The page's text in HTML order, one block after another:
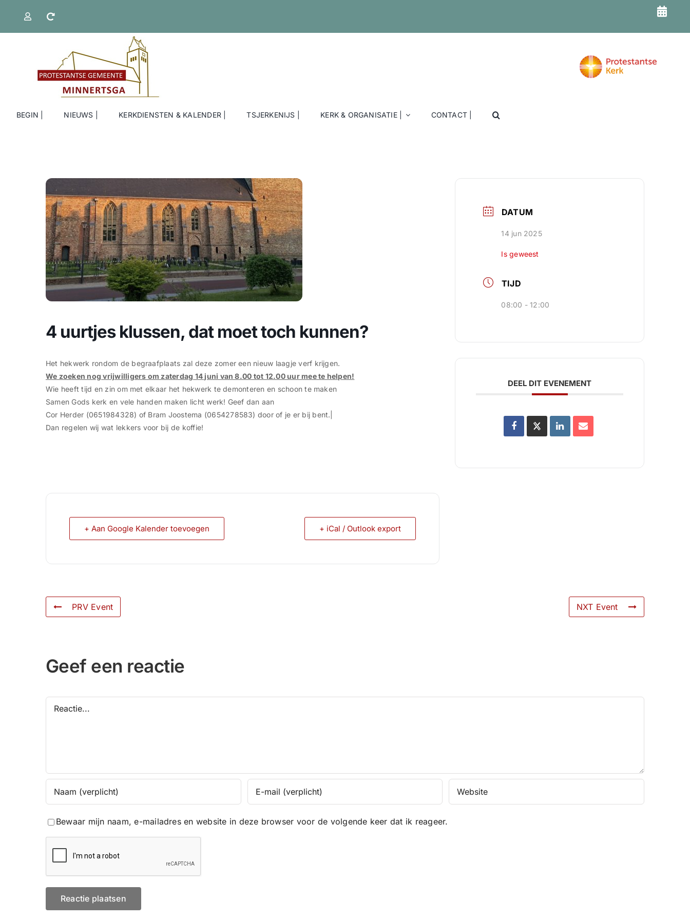
inhoud
BEGIN | NIEUWS | KERKDIENSTEN & KALENDER | TSJERKENIJS | KERK & ORGANISATIE | CONTACT |
4 uurtjes klussen, dat moet toch kunnen?
Het hekwerk rondom de begraafplaats zal deze zomer een nieuw laagje verf krijgen.
We zoeken nog vrijwilligers om zaterdag 14 juni van 8.00 tot 12.00 uur mee te helpen!
Wie heeft tijd en zin om met elkaar het hekwerk te demonteren en schoon te maken
Samen Gods kerk en vele handen maken licht werk! Geef dan aan
Cor Herder (0651984328) of Bram Joostema (0654278583) door of je er bij bent.|
Dan regelen wij wat lekkers voor bij de koffie!
+ Aan Google Kalender toevoegen + iCal / Outlook export
DATUM
14 jun 2025
Is geweest
TIJD
08:00 - 12:00
DEEL DIT EVENEMENT
PRV Event NXT Event
Geef een reactie
Bewaar mijn naam, e-mailadres en website in deze browser voor de volgende keer dat ik reageer.